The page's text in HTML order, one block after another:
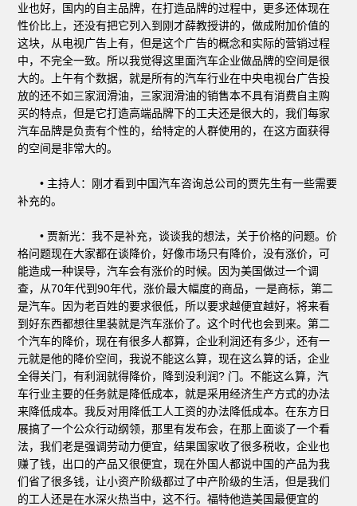
业也好，国内的自主品牌，在打造品牌的过程中，更多还体现在
性价比上，还没有把它列入到刚才薛教授讲的，做成附加价值的
这块，从电视广告上有，但是这个广告的概念和实际的营销过程
中，不完全一致。所以我觉得这里面汽车企业做品牌的空间是很
大的。上午有个数据，就是所有的汽车行业在中央电视台广告投
放的还不如三家润滑油，三家润滑油的销售本不具有消费自主购
买的特点，但是它打造高端品牌下的工夫还是很大的，我们每家
汽车品牌是负责有个性的，给特定的人群使用的，在这方面获得
的空间是非常大的。
• 主持人：刚才看到中国汽车咨询总公司的贾先生有一些需要
补充的。
• 贾新光：我不是补充，谈谈我的想法，关于价格的问题。价
格问题现在大家都在谈降价，好像市场只有降价，没有涨价，可
能造成一种误导，汽车会有涨价的时候。因为美国做过一个调
查，从70年代到90年代，涨价最大幅度的商品，一是商标，第二
是汽车。因为老百姓的要求很低，所以要求越便宜越好，将来看
到好东西都想往里装就是汽车涨价了。这个时代也会到来。第二
个汽车的降价，现在有很多人都算，企业利润还有多少，还有一
元就是他的降价空间，我说不能这么算，现在这么算的话，企业
全得关门，有利润就得降价，降到没利润? 门。不能这么算，汽
车行业主要的任务就是降低成本，就是采用经济生产方式的办法
来降低成本。我反对用降低工人工资的办法降低成本。在东方日
展搞了一个公众行动纲领，那里有发布会，在那上面谈了一个看
法，我们老是强调劳动力便宜，结果国家收了很多税收，企业也
赚了钱，出口的产品又很便宜，现在外国人都说中国的产品为我
们省了很多钱，让小资产阶级都过了中产阶级的生活，但是我们
的工人还是在水深火热当中，这不行。福特他造美国最便宜的